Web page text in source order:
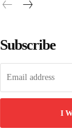
Subscribe
I